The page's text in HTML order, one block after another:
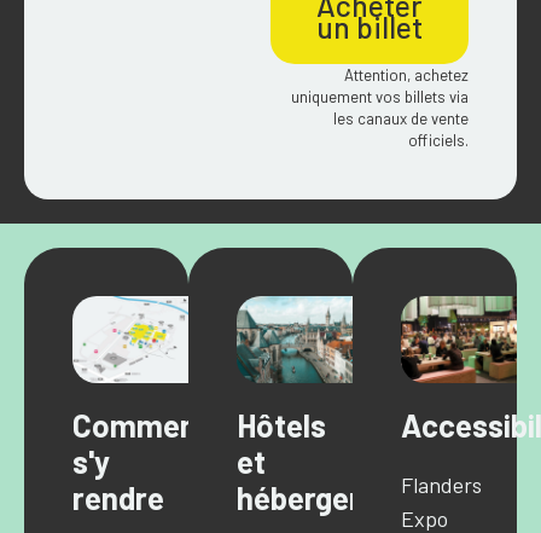
un billet
Attention, achetez
uniquement vos billets via
les canaux de vente
officiels.
Comment
s'y
rendre
Hôtels
et
hébergementsFlanders
Expo